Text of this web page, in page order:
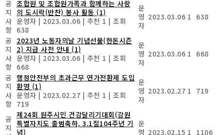
공
지
사
항
조합원 및 조합원가족과 함께하는 사랑
의 도시락(반찬) 봉사 활동 (1)
운영자 | 2023.03.06 | 추천 1 | 조회
638
운
영
자
2023.03.06 1 638
공
지
사
항
2023년 노동자의날 기념선물(한돈시즌
2) 지급 사전 안내 (1)
운영자 | 2023.03.06 | 추천 1 | 조회
668
운
영
자
2023.03.06 1 668
공
지
사
항
행정안전부의 초과근무 연가전환제 도입
환영 (1)
운영자 | 2023.02.27 | 추천 1 | 조회
719
운
영
자
2023.02.27 1 719
공
지
제24회 원주시민 건강달리기대회(강원
특별자치도 출범축하, 3.1절104주년 기
념)
운
영 2023.02.15 1 1106